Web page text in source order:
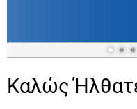
Καλώς